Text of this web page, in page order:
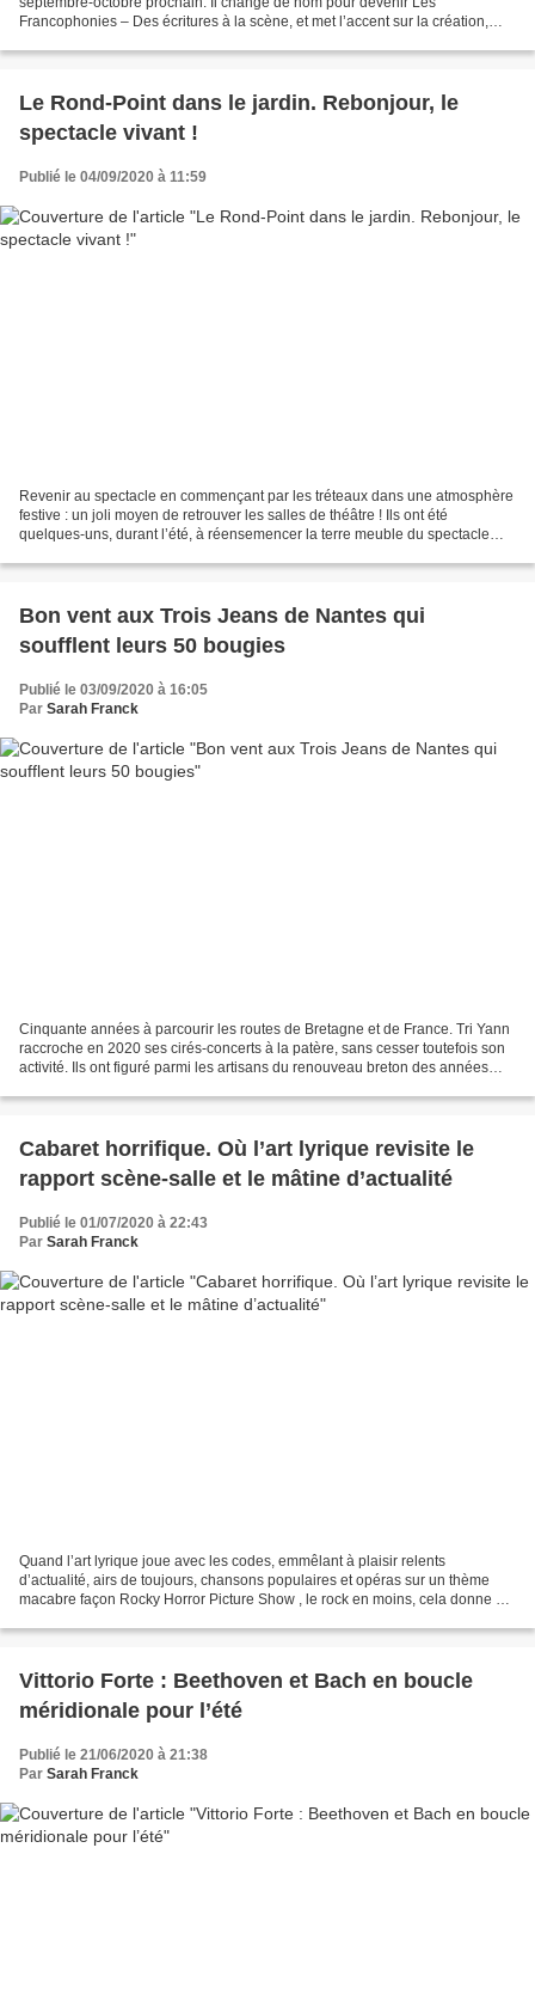
Francophonies – Des écritures à la scène, et met l’accent sur la création,
Le Rond-Point dans le jardin. Rebonjour, le
spectacle vivant !
Publié le 04/09/2020 à 11:59
Revenir au spectacle en commençant par les tréteaux dans une atmosphère
festive : un joli moyen de retrouver les salles de théâtre ! Ils ont été
quelques-uns, durant l’été, à réensemencer la terre meuble du spectacle
Bon vent aux Trois Jeans de Nantes qui
soufflent leurs 50 bougies
Publié le 03/09/2020 à 16:05
Par Sarah Franck
Cinquante années à parcourir les routes de Bretagne et de France. Tri Yann
raccroche en 2020 ses cirés-concerts à la patère, sans cesser toutefois son
activité. Ils ont figuré parmi les artisans du renouveau breton des années
Cabaret horrifique. Où l’art lyrique revisite le
rapport scène-salle et le mâtine d’actualité
Publié le 01/07/2020 à 22:43
Par Sarah Franck
Quand l’art lyrique joue avec les codes, emmêlant à plaisir relents
d’actualité, airs de toujours, chansons populaires et opéras sur un thème
macabre façon Rocky Horror Picture Show , le rock en moins, cela donne un
Vittorio Forte : Beethoven et Bach en boucle
méridionale pour l’été
Publié le 21/06/2020 à 21:38
Par Sarah Franck